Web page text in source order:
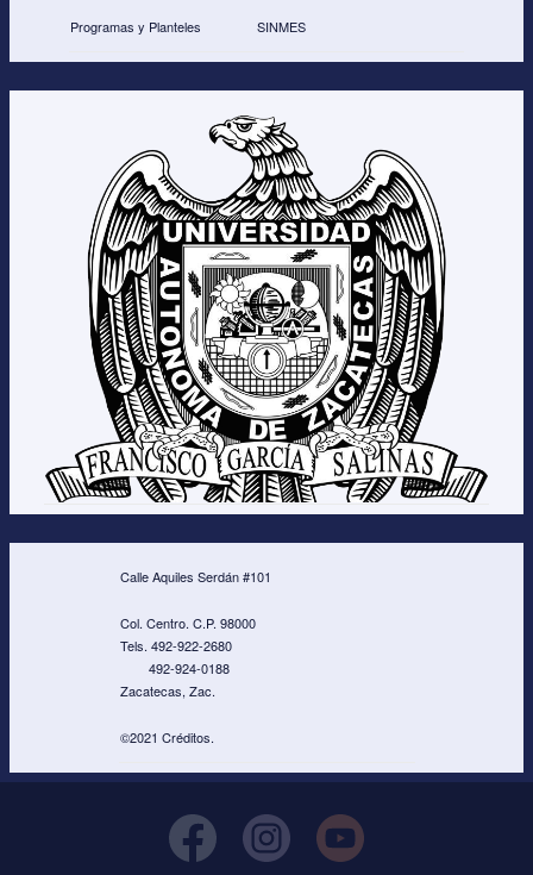
k
Programas y Planteles SINMES
Calle Aquiles Serdán #101
Col. Centro. C.P. 98000
Tels. 492-922-2680
492-924-0188
Zacatecas, Zac.
©2021 Créditos.